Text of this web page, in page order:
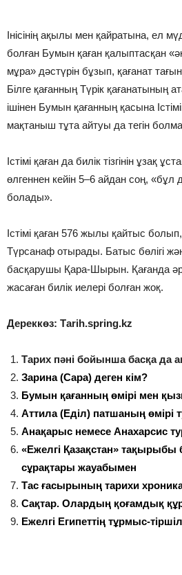
Інісінің ақылы мен қайратына, ел
болған Бумын қаған қалыптасқан
мұра» дәстүрін бұзып, қағанат
Білге қағанның Түрік қағанатының
ішінен Бумын қағанның қасына
мақтаныш тұта айтуы да тегін
Істімі қаған да билік тізгінін ұзақ
өлгеннен кейін 5–6 айдан соң,
болады».
Істімі қаған 576 жылы қайтыс
Түрсанаф отырады. Батыс бөлігі
басқарушы Қара-Шырын. Қағанда
жасаған билік иелері болған жоқ.
Дереккөз: Тarih.spring.kz
Тарих пәні бойынша басқа да
Зарина (Сара) деген кім?
Бумын қағанның өмірі мен
Аттила (Еділ) патшаның өмірі
Анақарыс немесе Анахарсис
«Ежелгі Қазақстан» тақырыбы
сұрақтары жауабымен
Тас ғасырының тарихи
Сақтар. Олардың қоғамдық
Ежелгі Египеттің тұрмыс-